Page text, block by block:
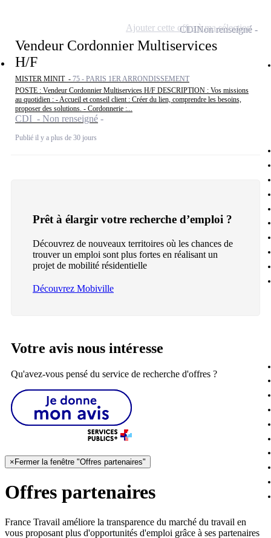
Vendeur Cordonnier Multiservices
H/F
MISTER MINIT - 75 - PARIS 1ER ARRONDISSEMENT
POSTE : Vendeur Cordonnier Multiservices H/F DESCRIPTION : Vos missions
au quotidien : - Accueil et conseil client : Créer du lien, comprendre les besoins,
proposer des solutions. - Cordonnerie :...
CDI - Non renseigné
Publié il y a plus de 30 jours
CDINon renseigné
Ajouter cette offre à ma sélection
Prêt à élargir votre recherche d’emploi ?
Découvrez de nouveaux territoires où les chances de
trouver un emploi sont plus fortes en réalisant un
projet de mobilité résidentielle
Découvrez Mobiville
Votre avis nous intéresse
Qu'avez-vous pensé du service de recherche d'offres ?
× Fermer la fenêtre "Offres partenaires"
Offres partenaires
France Travail améliore la transparence du marché du travail en
vous proposant plus d'opportunités d'emploi grâce à ses partenaires